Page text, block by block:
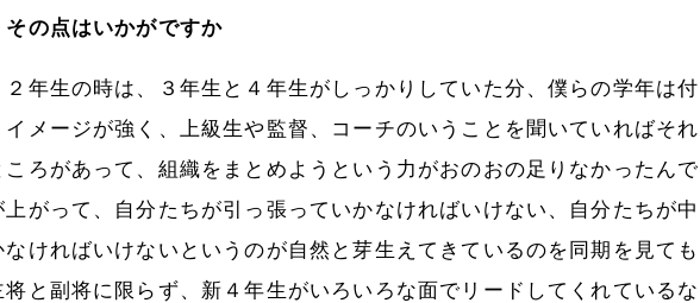
の点はいかがですか
年生の時は、３年生と４年生がしっかりしていた分、僕らの学年は付
メージが強く、上級生や監督、コーチのいうことを聞いていればそれ
ろがあって、組織をまとめようという力がおのおの足りなかったんで
がって、自分たちが引っ張っていかなければいけない、自分たちが中
ければいけないというのが自然と芽生えてきているのを同期を見ても
と副将に限らず、新４年生がいろいろな面でリードしてくれているな